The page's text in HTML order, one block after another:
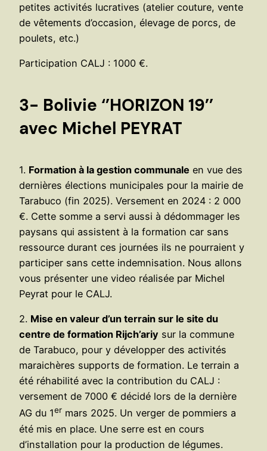
petites activités lucratives (atelier couture, vente
de vêtements d’occasion, élevage de porcs, de
poulets, etc.)
Participation CALJ : 1000 €.
3- Bolivie ‘’HORIZON 19’’
avec Michel PEYRAT
1. Formation à la gestion communale en vue des
dernières élections municipales pour la mairie de
Tarabuco (fin 2025). Versement en 2024 : 2 000
€. Cette somme a servi aussi à dédommager les
paysans qui assistent à la formation car sans
ressource durant ces journées ils ne pourraient y
participer sans cette indemnisation. Nous allons
vous présenter une video réalisée par Michel
Peyrat pour le CALJ.
2. Mise en valeur d’un terrain sur le site du
centre de formation Rijch’ariy sur la commune
de Tarabuco, pour y développer des activités
maraichères supports de formation. Le terrain a
été réhabilité avec la contribution du CALJ :
versement de 7000 € décidé lors de la dernière
AG du 1er mars 2025. Un verger de pommiers a
été mis en place. Une serre est en cours
d’installation pour la production de légumes.